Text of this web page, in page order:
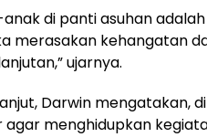
anak di panti asuhan
merasakan kehangatan
ujarnya.
Darwin mengatakan,
agar menghidupkan